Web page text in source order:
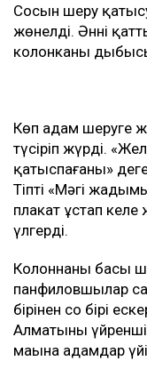
Сосын шеру
жөнелді. Әннің
колонканың
Көп адам шеруге
түсіріп жүрді.
қатыспағаның»
Тіпті «Мәңгі
плакат ұстап
үлгерді.
Колоннаның басы
панфиловшылар
бірінен соң бірі
Алматының
маңына адамдар